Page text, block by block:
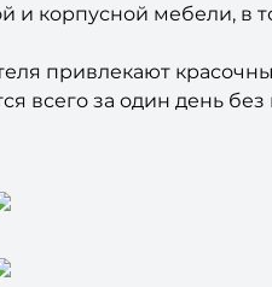
корпусной мебели, в
привлекают
всего за один день